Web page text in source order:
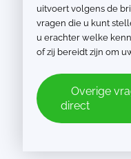
uitvoert volgens de
vragen die u kunt
u erachter welke
of zij bereidt zijn om
Overige
direct